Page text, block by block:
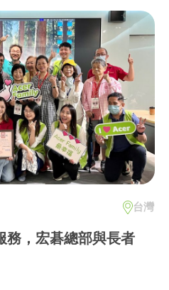
台灣
務，宏碁總部與長者